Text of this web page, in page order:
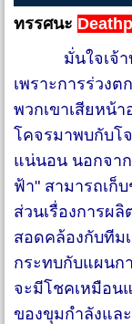
ทรรศนะ
มั่นใจเจ้
เพราะการร่วง
พวกเขาเสียหน้
โคจรมาพบกับโ
แน่นอน นอกจาก
ฟ้า" สามารถเก็
ส่วนเรื่องการผ
สอดคล้องกับทีม
กระทบกับแผนก
จะมีโชคเหมือน
ของขุมกำลังแล